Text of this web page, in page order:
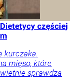
częściej
kurczaka.
mięso, które
sprawdza